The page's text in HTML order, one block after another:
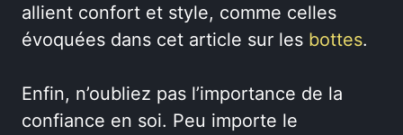
allient confort et style, comme celles
évoquées dans cet article sur les bottes.
Enfin, n’oubliez pas l’importance de la
confiance en soi. Peu importe le